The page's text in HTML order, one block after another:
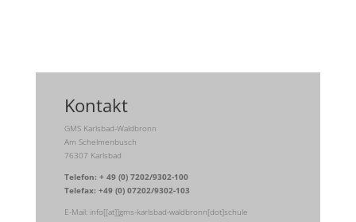
Kontakt
GMS Karlsbad-Waldbronn
Am Schelmenbusch
76307 Karlsbad
Telefon: + 49 (0) 7202/9302-100
Telefax: +49 (0) 07202/9302-103
E-Mail: info[[at]]gms-karlsbad-waldbronn[dot]schule